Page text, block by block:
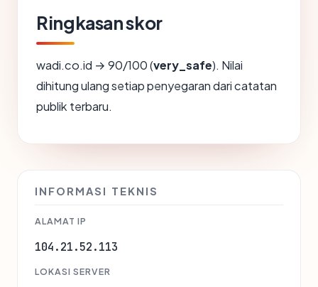
Ringkasan skor
wadi.co.id → 90/100 (very_safe). Nilai
dihitung ulang setiap penyegaran dari catatan
publik terbaru.
INFORMASI TEKNIS
ALAMAT IP
104.21.52.113
LOKASI SERVER